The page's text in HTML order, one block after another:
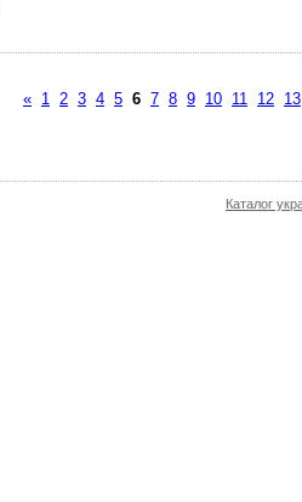
« 1 2 3 4 5 6 7 8 9 10 11 12 13
Каталог